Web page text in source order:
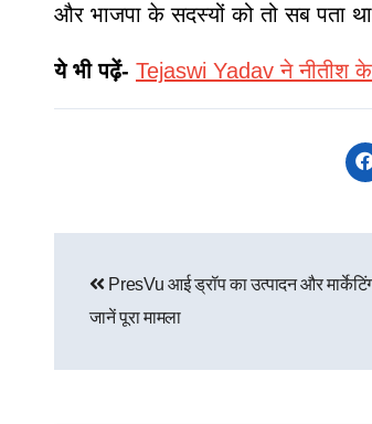
और भाजपा के सदस्यों को तो सब पता
ये भी पढ़ें- Tejaswi Yadav ने नीतीश के
PresVu आई ड्रॉप का उत्पादन और
जानें पूरा मामला